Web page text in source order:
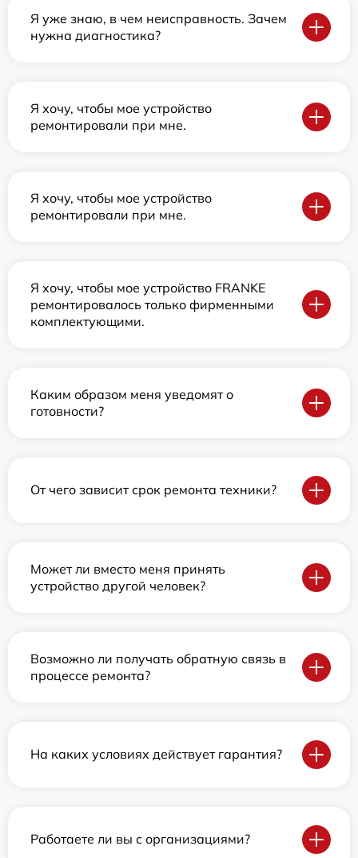
Я уже знаю, в чем неисправность. Зачем
нужна диагностика?
Я хочу, чтобы мое устройство
ремонтировали при мне.
Я хочу, чтобы мое устройство
ремонтировали при мне.
Я хочу, чтобы мое устройство FRANKE
ремонтировалось только фирменными
комплектующими.
Каким образом меня уведомят о
готовности?
От чего зависит срок ремонта техники?
Может ли вместо меня принять
устройство другой человек?
Возможно ли получать обратную связь в
процессе ремонта?
На каких условиях действует гарантия?
Работаете ли вы с организациями?